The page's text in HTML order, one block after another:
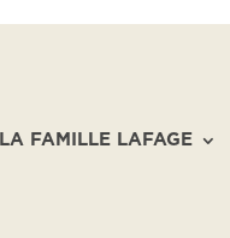
LA FAMILLE LAFAGE